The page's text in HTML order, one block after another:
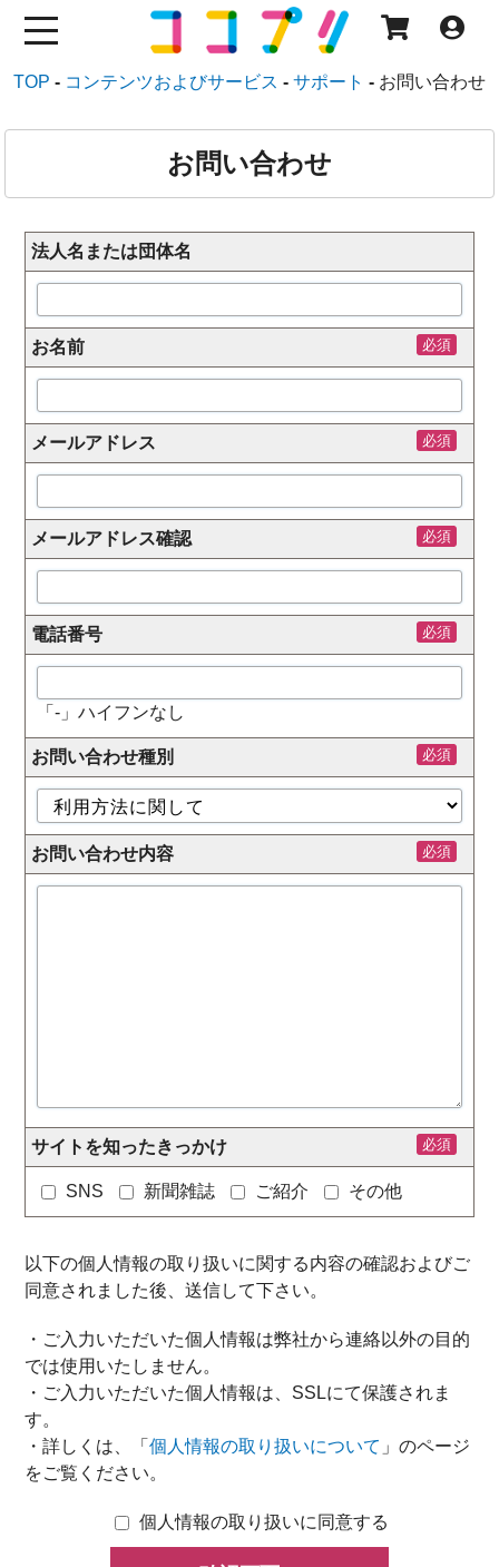
TOP コンテンツおよびサービス サポート お問い合わせ
お問い合わせ
法人名または団体名
お名前 必須
メールアドレス 必須
メールアドレス確認 必須
電話番号 必須
「-」ハイフンなし
お問い合わせ種別 必須
お問い合わせ内容 必須
サイトを知ったきっかけ 必須
SNS 新聞雑誌 ご紹介 その他
以下の個人情報の取り扱いに関する内容の確認およびご
同意されました後、送信して下さい。
・ご入力いただいた個人情報は弊社から連絡以外の目的
では使用いたしません。
・ご入力いただいた個人情報は、SSLにて保護されま
す。
・詳しくは、「 個人情報の取り扱いについて 」のページ
をご覧ください。
個人情報の取り扱いに同意する